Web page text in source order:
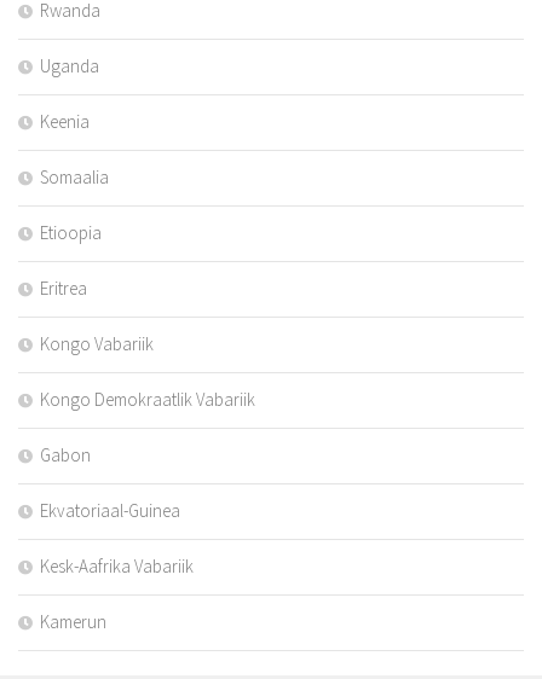
Rwanda
Uganda
Keenia
Somaalia
Etioopia
Eritrea
Kongo Vabariik
Kongo Demokraatlik Vabariik
Gabon
Ekvatoriaal-Guinea
Kesk-Aafrika Vabariik
Kamerun